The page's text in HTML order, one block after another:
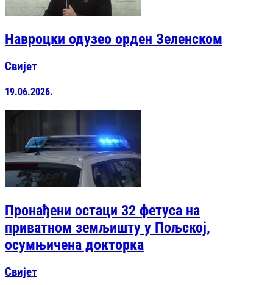
Навроцки одузео орден Зеленском
Свијет
19.06.2026.
Пронађени остаци 32 фетуса на
приватном земљишту у Пољској,
осумњичена докторка
Свијет